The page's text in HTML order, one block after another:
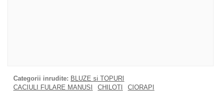
Categorii inrudite: BLUZE si TOPURI
CACIULI FULARE MANUSI
CHILOTI
CIORAPI